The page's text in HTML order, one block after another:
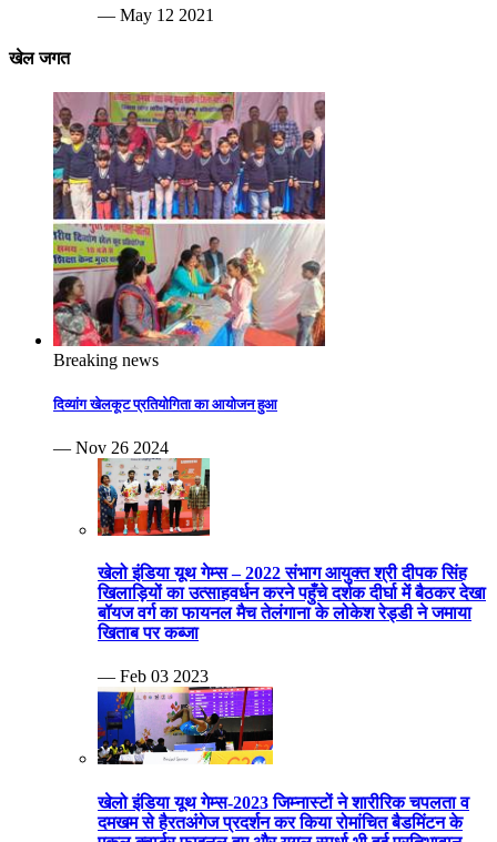
— May 12 2021
खेल जगत
Breaking news
दिव्यांग खेलकूट प्रतियोगिता का आयोजन हुआ
— Nov 26 2024
खेलो इंडिया यूथ गेम्स – 2022 संभाग आयुक्त श्री दीपक सिंह
खिलाड़ियों का उत्साहवर्धन करने पहुँचे दर्शक दीर्घा में बैठकर देखा
बॉयज वर्ग का फायनल मैच तेलंगाना के लोकेश रेड्डी ने जमाया
खिताब पर कब्जा
— Feb 03 2023
खेलो इंडिया यूथ गेम्स-2023 जिम्नास्टों ने शारीरिक चपलता व
दमखम से हैरतअंगेज प्रदर्शन कर किया रोमांचित बैडमिंटन के